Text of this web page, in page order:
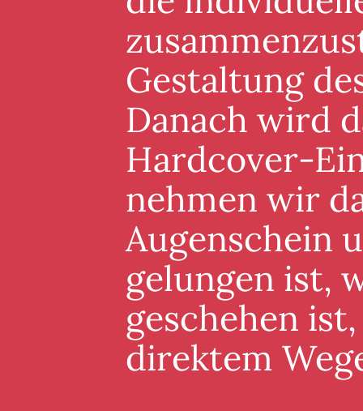
Gestaltung
Danach wird
Hardcover-
nehmen wir
Augenschein
gelungen ist,
geschehen
direktem